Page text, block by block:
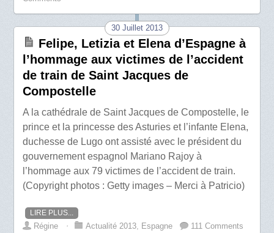
30 Juillet 2013
Felipe, Letizia et Elena d’Espagne à
l’hommage aux victimes de l’accident
de train de Saint Jacques de
Compostelle
A la cathédrale de Saint Jacques de Compostelle, le
prince et la princesse des Asturies et l’infante Elena,
duchesse de Lugo ont assisté avec le président du
gouvernement espagnol Mariano Rajoy à
l’hommage aux 79 victimes de l’accident de train.
(Copyright photos : Getty images – Merci à Patricio)
LIRE PLUS...
Régine ⋅ Actualité 2013 Espagne 111 Comments